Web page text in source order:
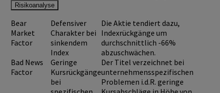
Risikoanalyse
Bear
Market
Factor
Defensiver
Charakter bei
sinkendem
Index
Die Aktie tendiert dazu,
Indexrückgänge um
durchschnittlich -66%
abzuschwächen.
Bad News
Factor
Geringe
Kursrückgänge
bei
Der Titel verzeichnet bei
unternehmensspezifischen
Problemen i.d.R. geringe